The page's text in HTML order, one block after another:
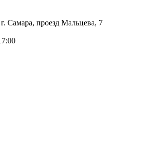
г. Самара, проезд Мальцева, 7